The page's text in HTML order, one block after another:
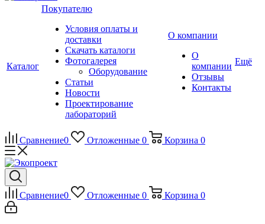
Каталог
Покупателю
Условия оплаты и
доставки
Скачать каталоги
Фотогалерея
Оборудование
Статьи
Новости
Проектирование
лабораторий
О компании
О
компании
Отзывы
Контакты
Ещё
Сравнение0 Отложенные 0 Корзина 0
Сравнение0 Отложенные 0 Корзина 0